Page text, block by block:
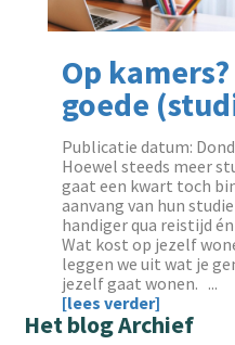
Op
goede
Publicatie datum:
Hoewel steeds meer
gaat een kwart toch
aanvang van hun
handiger qua reistijd
Wat kost op jezelf
leggen we uit wat je
jezelf gaat wonen. ...
[lees verder]
Het blog Archief